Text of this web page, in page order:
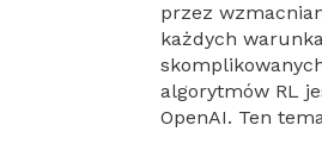
przez
każdych
algorytmów RL
OpenAI. Ten